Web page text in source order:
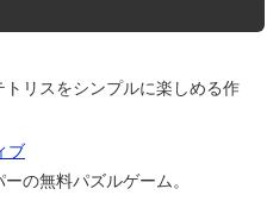
リスをシンプルに楽しめる作
ブ
の無料パズルゲーム。